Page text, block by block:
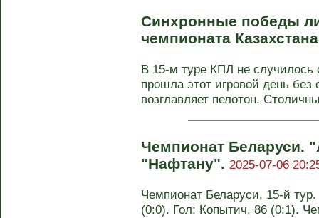
Синхронные победы
чемпионата
В 15-м туре КПЛ не
прошла этот игровой день без
возглавляет пелотон.
Чемпионат Беларуси.
"Нафтану". 2025-07-06
Чемпионат Беларуси, 15-й
(0:0). Гол: Копытич, 86 (0:1).